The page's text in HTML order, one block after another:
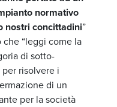
normativo
nostri concittadini”
“leggi come la
di sotto-
risolvere i
di un
per la società